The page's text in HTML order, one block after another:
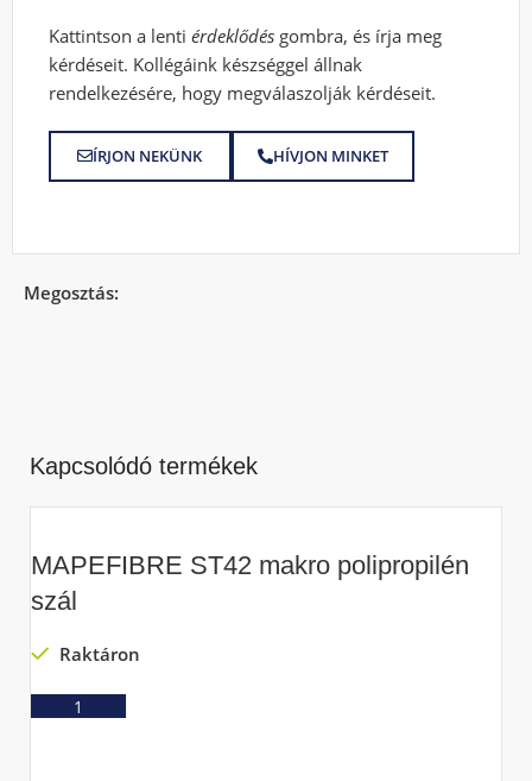
Kattintson a lentiérdeklődés gombra, és írja meg
kérdéseit. Kollégáink készséggel állnak
rendelkezésére, hogy megválaszolják kérdéseit.
ÍRJON NEKÜNK HÍVJON MINKET
Megosztás:
Kapcsolódó termékek
MAPEFIBRE ST42 makro polipropilén
szál
Raktáron